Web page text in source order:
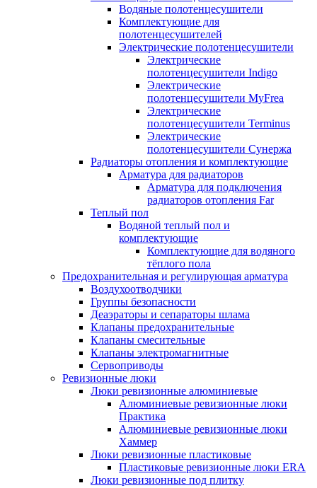
Водяные полотенцесушители
Комплектующие для
полотенцесушителей
Электрические полотенцесушители
Электрические
полотенцесушители Indigo
Электрические
полотенцесушители MyFrea
Электрические
полотенцесушители Terminus
Электрические
полотенцесушители Сунержа
Радиаторы отопления и комплектующие
Арматура для радиаторов
Арматура для подключения
радиаторов отопления Far
Теплый пол
Водяной теплый пол и
комплектующие
Комплектующие для водяного
тёплого пола
Предохранительная и регулирующая арматура
Воздухоотводчики
Группы безопасности
Деаэраторы и сепараторы шлама
Клапаны предохранительные
Клапаны смесительные
Клапаны электромагнитные
Сервоприводы
Ревизионные люки
Люки ревизионные алюминиевые
Алюминиевые ревизионные люки
Практика
Алюминиевые ревизионные люки
Хаммер
Люки ревизионные пластиковые
Пластиковые ревизионные люки ERA
Люки ревизионные под плитку